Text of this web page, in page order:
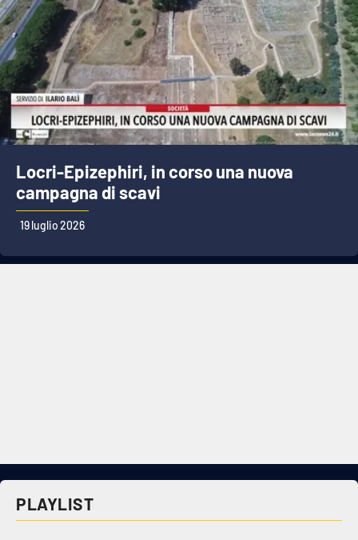
Locri-Epizephiri, in corso una nuova
campagna di scavi
19 luglio 2026
PLAYLIST